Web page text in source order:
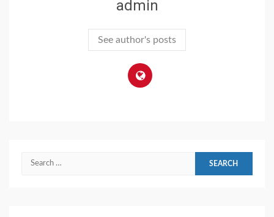
admin
See author's posts
Search